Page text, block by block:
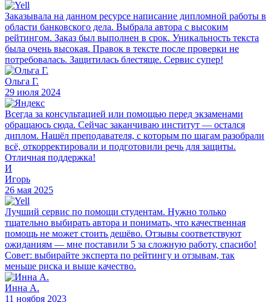
Заказывала на данном ресурсе написание дипломной работы в
области банковского дела. Выбрала автора с высоким
рейтингом. Заказ был выполнен в срок. Уникальность текста
была очень высокая. Правок в тексте после проверки не
потребовалась. Защитилась блестяще. Сервис супер!
Ольга Г.
29 июля 2024
Всегда за консультацией или помощью перед экзаменами
обращаюсь сюда. Сейчас заканчиваю институт — остался
диплом. Нашёл преподавателя, с которым по шагам разобрали
всё, откорректировали и подготовили речь для защиты.
Отличная поддержка!
И
Игорь
26 мая 2025
Лучший сервис по помощи студентам. Нужно только
тщательно выбирать автора и понимать, что качественная
помощь не может стоить дешёво. Отзывы соответствуют
ожиданиям — мне поставили 5 за сложную работу, спасибо!
Совет: выбирайте эксперта по рейтингу и отзывам, так
меньше риска и выше качество.
Инна А.
11 ноября 2023